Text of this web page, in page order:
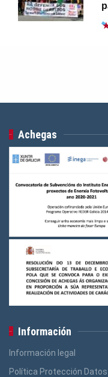
Achegas
Información
Información legal
Política Protección Datos